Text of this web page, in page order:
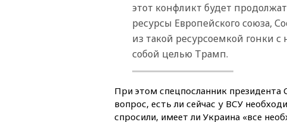
этот конфликт будет
ресурсы Европейского союза,
из такой ресурсоемкой гонки
собой целью Трамп.
При этом спецпосланник
вопрос, есть ли сейчас у ВСУ
спросили, имеет ли Украина «все